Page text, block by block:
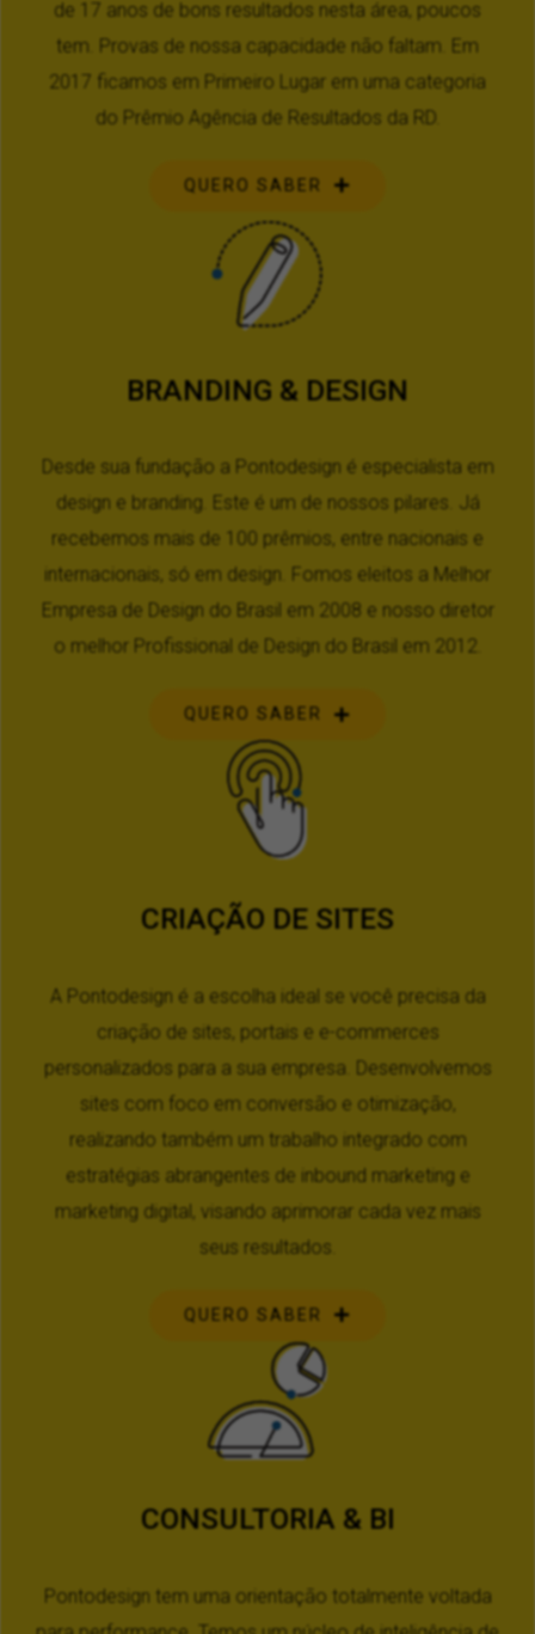
de 17 anos de bons resultados nesta área, poucos
tem. Provas de nossa capacidade não faltam. Em
2017 ficamos em Primeiro Lugar em uma categoria
do Prêmio Agência de Resultados da RD.
QUERO SABER
BRANDING & DESIGN
Desde sua fundação a Pontodesign é especialista em
design e branding. Este é um de nossos pilares. Já
recebemos mais de 100 prêmios, entre nacionais e
internacionais, só em design. Fomos eleitos a Melhor
Empresa de Design do Brasil em 2008 e nosso diretor
o melhor Profissional de Design do Brasil em 2012.
QUERO SABER
CRIAÇÃO DE SITES
A Pontodesign é a escolha ideal se você precisa da
criação de sites, portais e e-commerces
personalizados para a sua empresa. Desenvolvemos
sites com foco em conversão e otimização,
realizando também um trabalho integrado com
estratégias abrangentes de inbound marketing e
marketing digital, visando aprimorar cada vez mais
seus resultados.
QUERO SABER
CONSULTORIA & BI
Pontodesign tem uma orientação totalmente voltada